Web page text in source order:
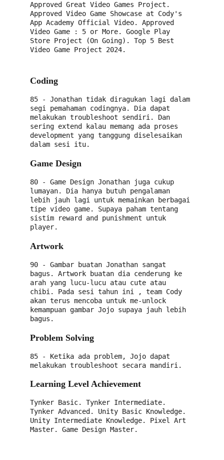
Approved Great Video Games Project.
Approved Video Game Showcase at Cody's
App Academy Official Video. Approved
Video Game : 5 or More. Google Play
Store Project (On Going). Top 5 Best
Video Game Project 2024.
Coding
85 - Jonathan tidak diragukan lagi dalam
segi pemahaman codingnya. Dia dapat
melakukan troubleshoot sendiri. Dan
sering extend kalau memang ada proses
development yang tanggung diselesaikan
dalam sesi itu.
Game Design
80 - Game Design Jonathan juga cukup
lumayan. Dia hanya butuh pengalaman
lebih jauh lagi untuk memainkan berbagai
tipe video game. Supaya paham tentang
sistim reward and punishment untuk
player.
Artwork
90 - Gambar buatan Jonathan sangat
bagus. Artwork buatan dia cenderung ke
arah yang lucu-lucu atau cute atau
chibi. Pada sesi tahun ini , team Cody
akan terus mencoba untuk me-unlock
kemampuan gambar Jojo supaya jauh lebih
bagus.
Problem Solving
85 - Ketika ada problem, Jojo dapat
melakukan troubleshoot secara mandiri.
Learning Level Achievement
Tynker Basic. Tynker Intermediate.
Tynker Advanced. Unity Basic Knowledge.
Unity Intermediate Knowledge. Pixel Art
Master. Game Design Master.